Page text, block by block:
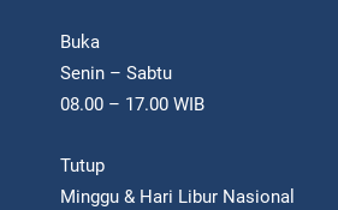
Buka
Senin – Sabtu
08.00 – 17.00 WIB
Tutup
Minggu & Hari Libur Nasional